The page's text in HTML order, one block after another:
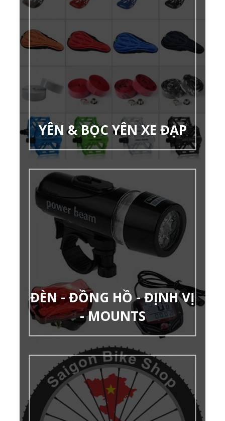
YÊN & BỌC YÊN XE ĐẠP
ĐÈN - ĐỒNG HỒ - ĐỊNH VỊ
- MOUNTS